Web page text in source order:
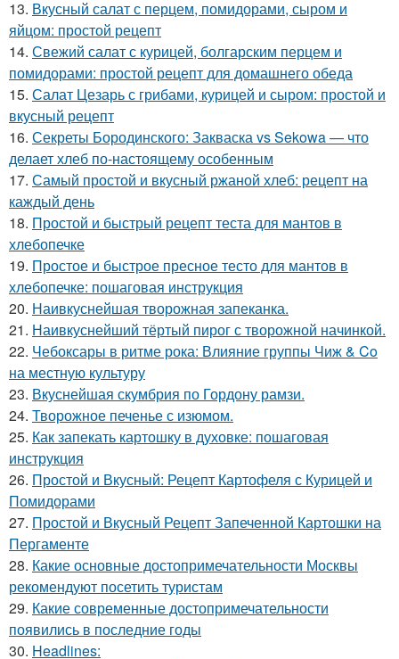
13. Вкусный салат с перцем, помидорами, сыром и
яйцом: простой рецепт
14. Свежий салат с курицей, болгарским перцем и
помидорами: простой рецепт для домашнего обеда
15. Салат Цезарь с грибами, курицей и сыром: простой и
вкусный рецепт
16. Секреты Бородинского: Закваска vs Sekowa — что
делает хлеб по-настоящему особенным
17. Самый простой и вкусный ржаной хлеб: рецепт на
каждый день
18. Простой и быстрый рецепт теста для мантов в
хлебопечке
19. Простое и быстрое пресное тесто для мантов в
хлебопечке: пошаговая инструкция
20. Наивкуснейшая творожная запеканка.
21. Наивкуснейший тёртый пирог с творожной начинкой.
22. Чебоксары в ритме рока: Влияние группы Чиж & Co
на местную культуру
23. Вкуснейшая скумбрия по Гордону рамзи.
24. Творожное печенье с изюмом.
25. Как запекать картошку в духовке: пошаговая
инструкция
26. Простой и Вкусный: Рецепт Картофеля с Курицей и
Помидорами
27. Простой и Вкусный Рецепт Запеченной Картошки на
Пергаменте
28. Какие основные достопримечательности Москвы
рекомендуют посетить туристам
29. Какие современные достопримечательности
появились в последние годы
30. Headlines: